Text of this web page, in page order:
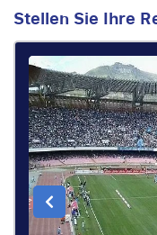
Stellen Sie Ihre